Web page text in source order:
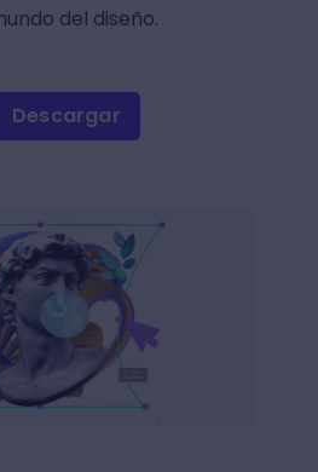
del diseño.
Descargar